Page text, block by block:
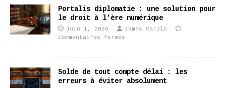
Portalis diplomatie : une solution pour
le droit à l’ère numérique
juin 1, 2026
James Carols
Commentaires fermés
Solde de tout compte délai : les
erreurs à éviter absolument